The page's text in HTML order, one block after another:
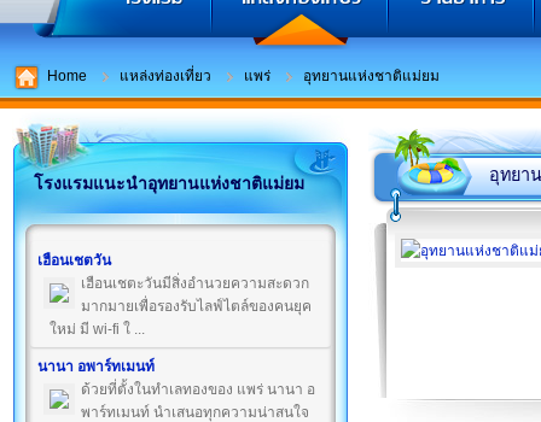
Home แหล่งท่องเที่ยว แพร่ อุทยานแห่งชาติแม่ยม
โรงแรมแนะนำอุทยานแห่งชาติแม่ยม
เฮือนเชตวัน
เฮือนเชตะวันมีสิ่งอำนวยความสะดวก
มากมายเพื่อรองรับไลฟ์ไตล์ของคนยุค
ใหม่ มี wi-fi ใ ...
นานา อพาร์ทเมนท์
ด้วยที่ตั้งในทำเลทองของ แพร่ นานา อ
พาร์ทเมนท์ นำเสนอทุกความน่าสนใจ
อุทยา